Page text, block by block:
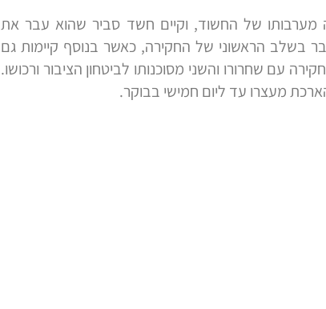
מערבותו של החשוד, וקיים חשד סביר שהוא עבר את
בשלב הראשוני של החקירה, כאשר בנוסף קיימות גם
עם שחרורו והשני מסוכנותו לביטחון הציבור ורכושו.
מעצרו עד ליום חמישי בבוקר.